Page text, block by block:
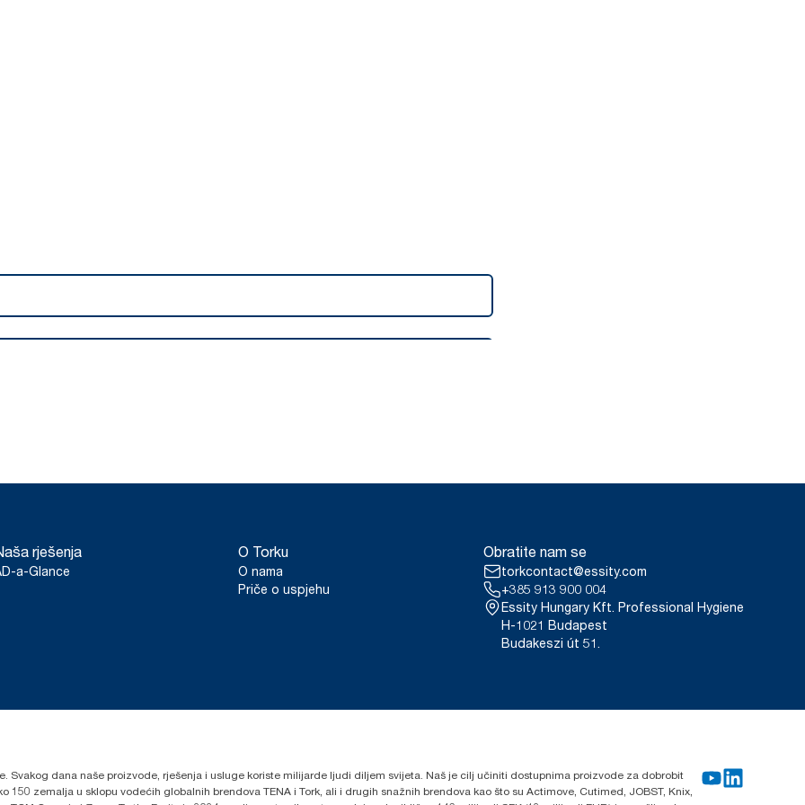
rješenja
a-Glance
O Torku
O nama
Priče o uspjehu
Obratite nam se
torkcontact@essity.com
+385 913 900 004
Essity Hungary Kft. Professional Hygiene
H-1021 Budapest
Budakeszi út 51.
Svakog dana naše proizvode, rješenja i usluge koriste milijarde ljudi diljem svijeta. Naš je cilj učiniti dostupnima proizvode za dobrobit
zemalja u sklopu vodećih globalnih brendova TENA i Tork, ali i drugih snažnih brendova kao što su Actimove, Cutimed, JOBST, Knix,